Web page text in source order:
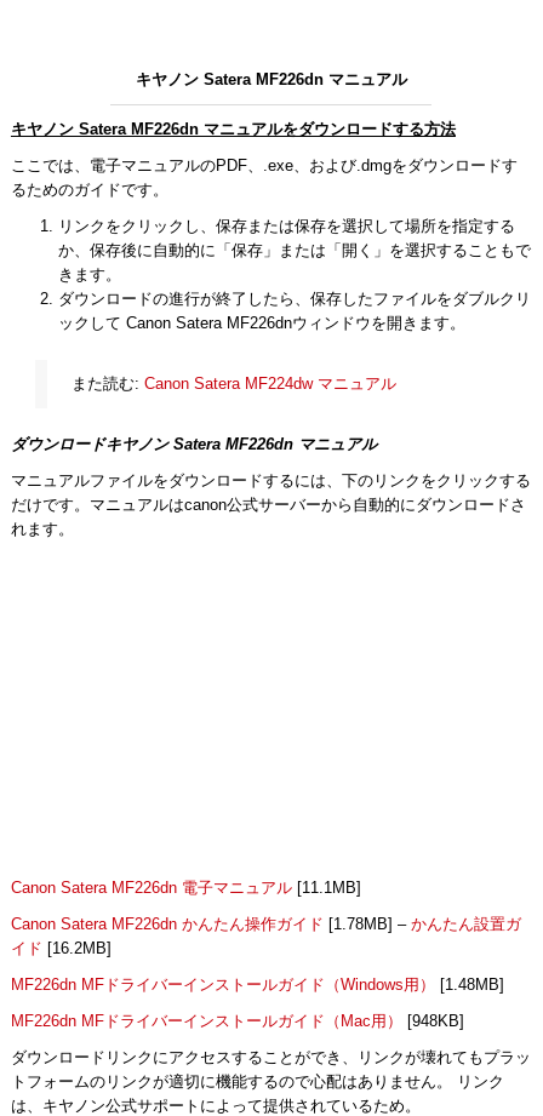
キヤノン Satera MF226dn マニュアル
キヤノン Satera MF226dn マニュアルをダウンロードする方法
ここでは、電子マニュアルのPDF、.exe、および.dmgをダウンロードす
るためのガイドです。
リンクをクリックし、保存または保存を選択して場所を指定する
か、保存後に自動的に「保存」または「開く」を選択することもで
きます。
ダウンロードの進行が終了したら、保存したファイルをダブルクリ
ックして Canon Satera MF226dnウィンドウを開きます。
また読む: Canon Satera MF224dw マニュアル
ダウンロードキヤノン Satera MF226dn マニュアル
マニュアルファイルをダウンロードするには、下のリンクをクリックする
だけです。マニュアルはcanon公式サーバーから自動的にダウンロードさ
れます。
Canon Satera MF226dn 電子マニュアル[11.1MB]
Canon Satera MF226dn かんたん操作ガイド [1.78MB] – かんたん設置ガ
イド [16.2MB]
MF226dn MFドライバーインストールガイド（Windows用）
[1.48MB]
MF226dn MFドライバーインストールガイド（Mac用）
[948KB]
ダウンロードリンクにアクセスすることができ、リンクが壊れてもプラッ
トフォームのリンクが適切に機能するので心配はありません。 リンク
は、キヤノン公式サポートによって提供されているため。